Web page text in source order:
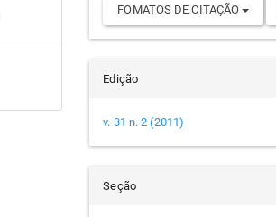
FOMATOS DE CITAÇÃO
Edição
v. 31 n. 2 (2011)
Seção